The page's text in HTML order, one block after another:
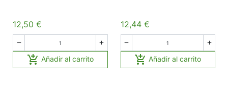
12,50 €
 
 Añadir al carrito
12,44 €
 
 Añadir al carrito